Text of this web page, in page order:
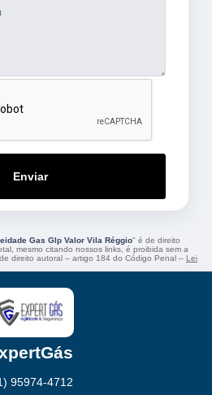
Enviar
Gas Glp Valor Vila Réggio" é de direito
mesmo citando nossos links, é proibida sem a
direito autoral – artigo 184 do Código Penal – Lei
95974-4712